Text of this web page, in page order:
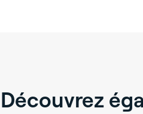
Découvrez